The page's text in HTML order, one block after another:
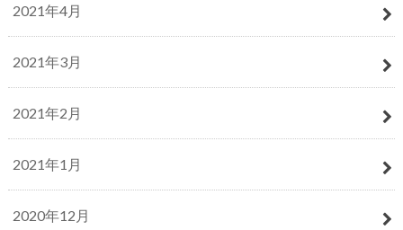
2021年4月
2021年3月
2021年2月
2021年1月
2020年12月